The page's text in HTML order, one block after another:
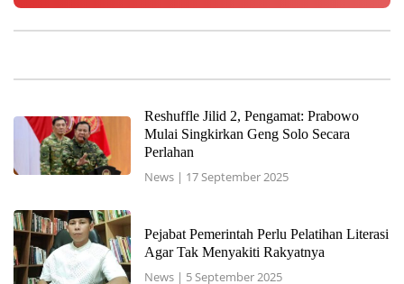
Reshuffle Jilid 2, Pengamat: Prabowo
Mulai Singkirkan Geng Solo Secara
Perlahan
News| 17 September 2025
Pejabat Pemerintah Perlu Pelatihan Literasi
Agar Tak Menyakiti Rakyatnya
News| 5 September 2025